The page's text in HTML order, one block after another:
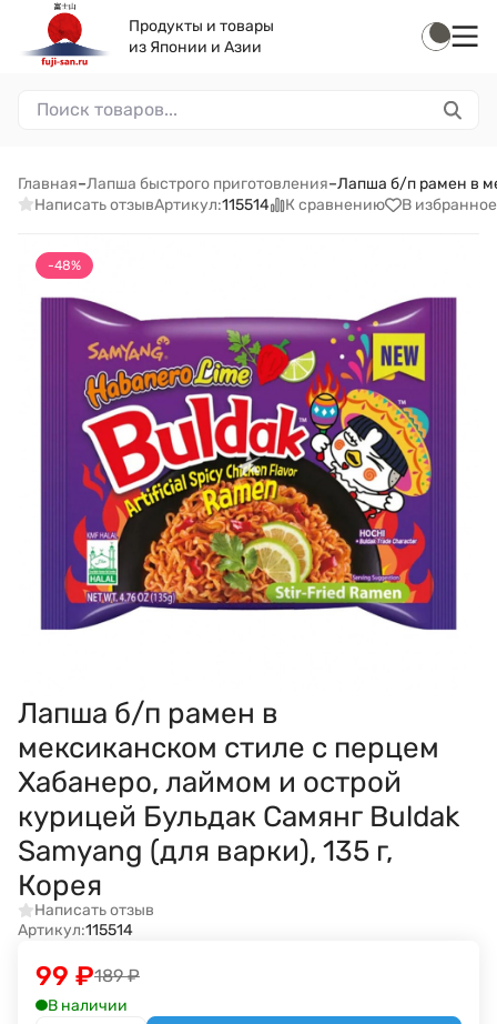
Продукты и товары
из Японии и Азии
Главная–Лапша быстрого приготовления–Лапша б/п рамен в
Написать отзывАртикул:115514 К сравнению В избранное
-48%
Лапша б/п рамен в
мексиканском стиле c перцем
Хабанеро, лаймом и острой
курицей Бульдак Самянг Buldak
Samyang (для варки), 135 г,
Корея
Написать отзыв
Артикул:115514
189 ₽
99 ₽
В наличии